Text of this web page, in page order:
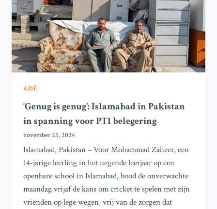
DE
TEGENSLAG
VAN
HET
PROTEST
IN
ISLAMABAD?
AZIË
‘Genug is genug’: Islamabad in Pakistan
in spanning voor PTI belegering
november 25, 2024
Islamabad, Pakistan – Voor Mohammad Zaheer, een
14-jarige leerling in het negende leerjaar op een
openbare school in Islamabad, bood de onverwachte
maandag vrijaf de kans om cricket te spelen met zijn
vrienden op lege wegen, vrij van de zorgen dat